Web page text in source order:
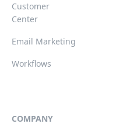
Customer
Center
Email Marketing
Workflows
COMPANY